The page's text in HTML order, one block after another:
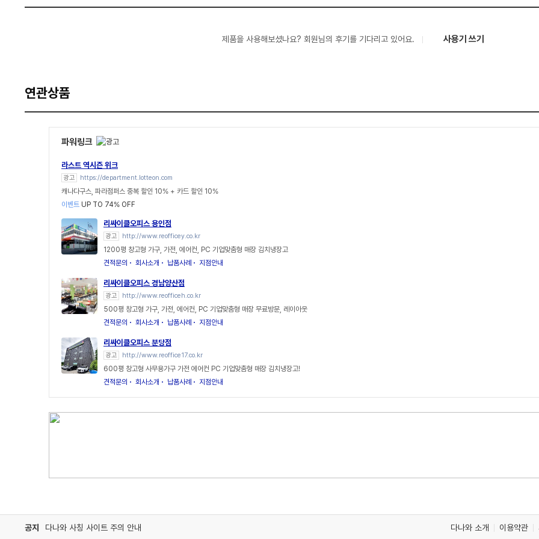
제품을 사용해보셨나요? 회원님의 후기를 기다리고 있어요. 사용기 쓰기
연관상품
파워링크
라스트 역시즌 위크
광고 https://department.lotteon.com
캐나다구스, 파라점퍼스 중복 할인 10% + 카드 할인 10%
이벤트 UP TO 74% OFF
리싸이클오피스 용인점
광고 http://www.reofficey.co.kr
1200평 창고형 가구, 가전, 에어컨, PC 기업맞춤형 매장 김치냉장고
견적문의
회사소개 납품사례 지점안내
리싸이클오피스 경남양산점
광고 http://www.reofficeh.co.kr
500평 창고형 가구, 가전, 에어컨, PC 기업맞춤형 매장 무료방문, 레이아웃
견적문의
회사소개 납품사례 지점안내
리싸이클오피스 분당점
광고 http://www.reoffice17.co.kr
600평 창고형 사무용가구 가전 에어컨 PC 기업맞춤형 매장 김치냉장고!
견적문의
회사소개 납품사례 지점안내
공지 다나와 사칭 사이트 주의 안내 다나와 소개 이용약관